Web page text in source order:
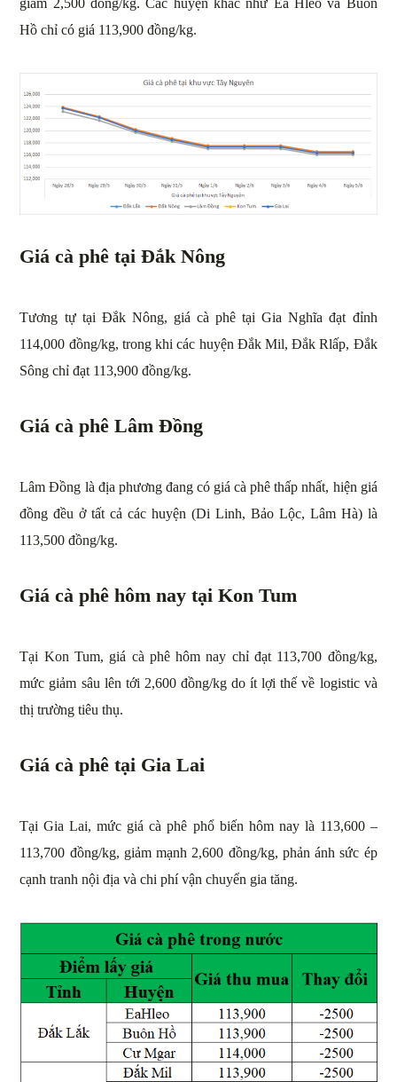
giảm 2,500 đồng/kg. Các huyện khác như Ea Hleo và Buôn
Hồ chỉ có giá 113,900 đồng/kg.
Giá cà phê tại Đắk Nông
Tương tự tại Đắk Nông, giá cà phê tại Gia Nghĩa đạt đỉnh
114,000 đồng/kg, trong khi các huyện Đắk Mil, Đắk Rlấp, Đắk
Sông chỉ đạt 113,900 đồng/kg.
Giá cà phê Lâm Đồng
Lâm Đồng là địa phương đang có giá cà phê thấp nhất, hiện giá
đồng đều ở tất cả các huyện (Di Linh, Bảo Lộc, Lâm Hà) là
113,500 đồng/kg.
Giá cà phê hôm nay tại Kon Tum
Tại Kon Tum, giá cà phê hôm nay chỉ đạt 113,700 đồng/kg,
mức giảm sâu lên tới 2,600 đồng/kg do ít lợi thế về logistic và
thị trường tiêu thụ.
Giá cà phê tại Gia Lai
Tại Gia Lai, mức giá cà phê phổ biến hôm nay là 113,600 –
113,700 đồng/kg, giảm mạnh 2,600 đồng/kg, phản ánh sức ép
cạnh tranh nội địa và chi phí vận chuyển gia tăng.